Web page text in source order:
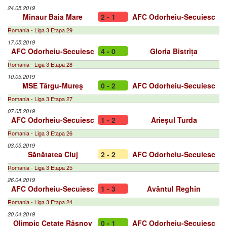
24.05.2019
Minaur Baia Mare 2 - 1 AFC Odorheiu-Secuiesc
Romania - Liga 3 Etapa 29
17.05.2019
AFC Odorheiu-Secuiesc 4 - 0 Gloria Bistrița
Romania - Liga 3 Etapa 28
10.05.2019
MSE Târgu-Mureş 0 - 2 AFC Odorheiu-Secuiesc
Romania - Liga 3 Etapa 27
07.05.2019
AFC Odorheiu-Secuiesc 1 - 2 Arieșul Turda
Romania - Liga 3 Etapa 26
03.05.2019
Sănătatea Cluj 2 - 2 AFC Odorheiu-Secuiesc
Romania - Liga 3 Etapa 25
26.04.2019
AFC Odorheiu-Secuiesc 1 - 3 Avântul Reghin
Romania - Liga 3 Etapa 24
20.04.2019
Olimpic Cetate Râşnov 0 - 1 AFC Odorheiu-Secuiesc